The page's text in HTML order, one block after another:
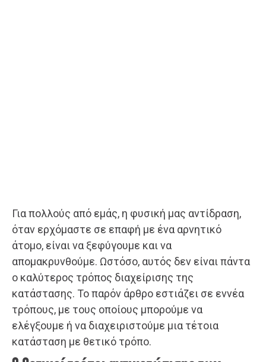
Για πολλούς από εμάς, η φυσική μας αντίδραση,
όταν ερχόμαστε σε επαφή με ένα αρνητικό
άτομο, είναι να ξεφύγουμε και να
απομακρυνθούμε. Ωστόσο, αυτός δεν είναι πάντα
ο καλύτερος τρόπος διαχείρισης της
κατάστασης. Το παρόν άρθρο εστιάζει σε εννέα
τρόπους, με τους οποίους μπορούμε να
ελέγξουμε ή να διαχειριστούμε μια τέτοια
κατάσταση με θετικό τρόπο.